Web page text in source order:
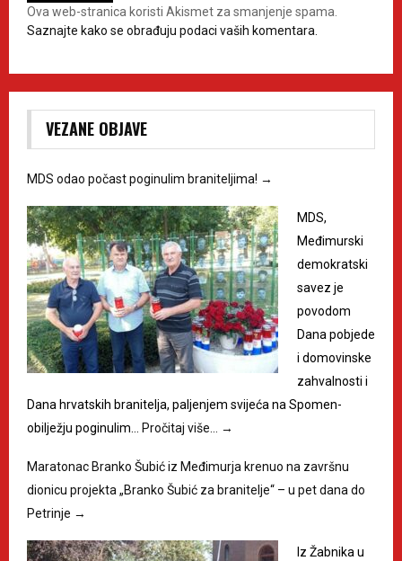
Ova web-stranica koristi Akismet za smanjenje spama.
Saznajte kako se obrađuju podaci vaših komentara.
VEZANE OBJAVE
MDS odao počast poginulim braniteljima! →
MDS,
Međimurski
demokratski
savez je
povodom
Dana pobjede
i domovinske
zahvalnosti i
Dana hrvatskih branitelja, paljenjem svijeća na Spomen-
obilježju poginulim… Pročitaj više… →
Maratonac Branko Šubić iz Međimurja krenuo na završnu
dionicu projekta „Branko Šubić za branitelje“ – u pet dana do
Petrinje →
Iz Žabnika u